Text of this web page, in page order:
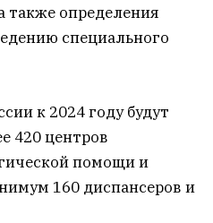
также определения
специального
к 2024 году будут
420 центров
помощи и
160 диспансеров и